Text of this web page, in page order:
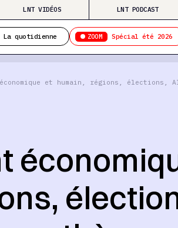
LNT VIDÉOS LNT PODCAST
La quotidienne ZOOM Spécial été 2026
économique et humain, régions,